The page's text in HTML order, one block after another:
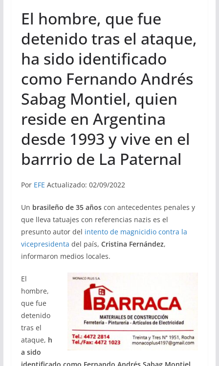
El hombre, que fue
detenido tras el ataque,
ha sido identificado
como Fernando Andrés
Sabag Montiel, quien
reside en Argentina
desde 1993 y vive en el
barrrio de La Paternal
Por EFE Actualizado: 02/09/2022
Un brasileño de 35 años con antecedentes penales y
que lleva tatuajes con referencias nazis es el
presunto autor del intento de magnicidio contra la
vicepresidenta del país, Cristina Fernández,
informaron medios locales.
El
hombre,
que fue
detenido
tras el
ataque, h
a sido